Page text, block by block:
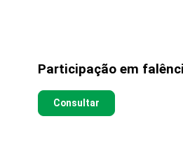
Participação em
Consultar